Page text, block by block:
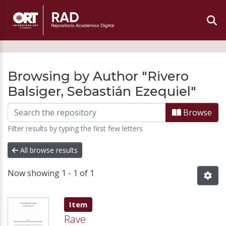
Browsing by Author "Rivero
Balsiger, Sebastián Ezequiel"
Browse
Filter results by typing the first few letters
All browse results
Now showing 1 - 1 of 1
Item type:
Item,
Rave